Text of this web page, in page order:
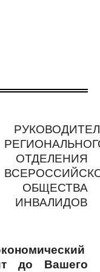
ОТДЕЛЕНИЯ
ОБЩЕСТВА
ИНВАЛИДОВ
до Вашего